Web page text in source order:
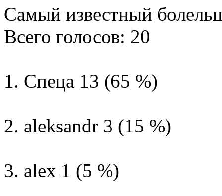
Самый известный
Всего голосов: 20
1. Спеца 13 (65 %)
2. aleksandr 3 (15 %)
3. alex 1 (5 %)